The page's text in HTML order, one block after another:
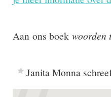
Aan ons boek woorden
Janita Monna